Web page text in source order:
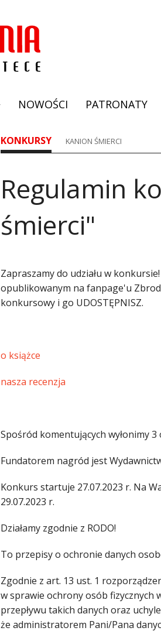
NOWOŚCI PATRONATY
KONKURSY KANION ŚMIERCI
Regulamin
śmierci"
Zapraszamy do udziału w
opublikowanym na fanpage'u
konkursowy i go UDOSTĘPNISZ.
o książce
nasza recenzja
Spośród komentujących wyłonimy
Fundatorem nagród jest
Konkurs startuje 27.07.2023 r. Na
29.07.2023 r.
Działamy zgodnie z RODO!
To przepisy o ochronie danych
Zgodnie z art. 13 ust. 1
w sprawie ochrony osób fizycznych
przepływu takich danych oraz
że administratorem Pani/Pana